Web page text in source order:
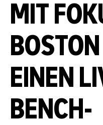
MIT
EINEN
BENCH-